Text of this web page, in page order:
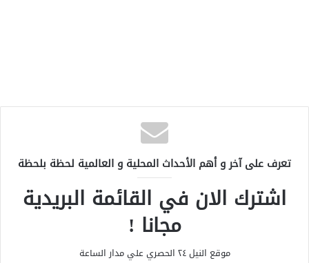
تعرف على آخر و أهم الأحداث المحلية و العالمية لحظة بلحظة
اشترك الان في القائمة البريدية
مجانا !
موقع النيل ٢٤ الحصري علي مدار الساعة